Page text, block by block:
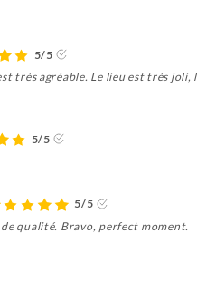
5/5
très agréable. Le lieu est très
5/5
5/5
qualité. Bravo, perfect moment.